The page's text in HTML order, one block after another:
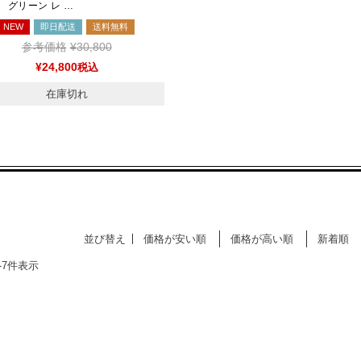
グリーン レ …
NEW 即日配送 送料無料
参考価格 ¥30,800
¥24,800税込
在庫切れ
並び替え 価格が安い順 価格が高い順 新着順
7件表示